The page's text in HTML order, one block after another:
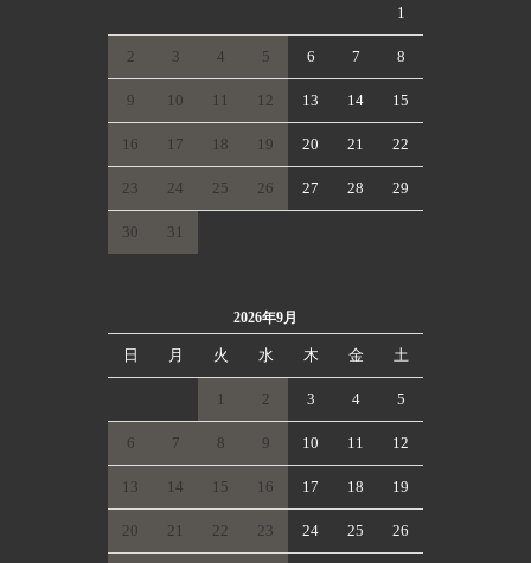
1
2 3 4 5 6 7 8
9 10 11 12 13 14 15
16 17 18 19 20 21 22
23 24 25 26 27 28 29
30 31
2026年9月
日 月 火 水 木 金 土
1 2 3 4 5
6 7 8 9 10 11 12
13 14 15 16 17 18 19
20 21 22 23 24 25 26